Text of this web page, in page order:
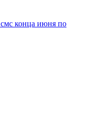
с конца июня по